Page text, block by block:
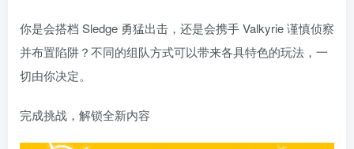
你是会搭档 Sledge 勇猛出击，还是会携手 Valkyrie 谨慎侦察
并布置陷阱？不同的组队方式可以带来各具特色的玩法，一
切由你决定。
完成挑战，解锁全新内容